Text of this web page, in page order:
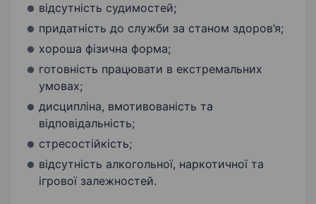
відсутність судимостей;
придатність до служби за станом здоров’я;
хороша фізична форма;
готовність працювати в екстремальних
умовах;
дисципліна, вмотивованість та
відповідальність;
стресостійкість;
відсутність алкогольної, наркотичної та
ігрової залежностей.